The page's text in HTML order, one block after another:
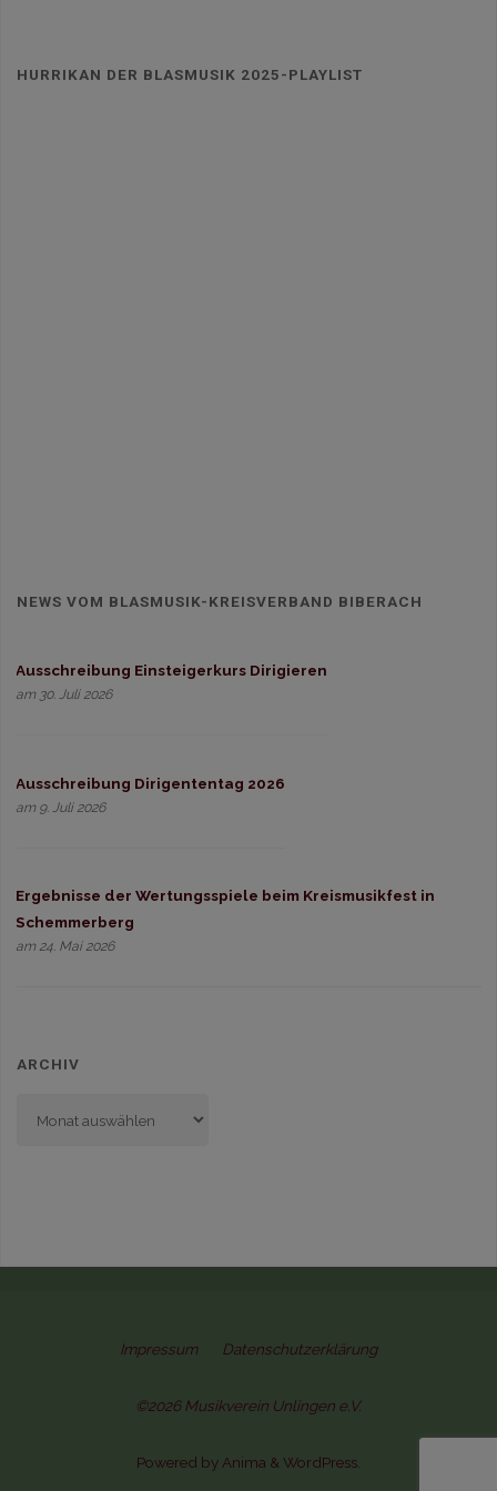
HURRIKAN DER BLASMUSIK 2025-PLAYLIST
NEWS VOM BLASMUSIK-KREISVERBAND BIBERACH
Ausschreibung Einsteigerkurs Dirigieren
am 30. Juli 2026
Ausschreibung Dirigententag 2026
am 9. Juli 2026
Ergebnisse der Wertungsspiele beim Kreismusikfest in
Schemmerberg
am 24. Mai 2026
ARCHIV
Impressum Datenschutzerklärung
©2026 Musikverein Unlingen e.V.
Powered by Anima & WordPress.